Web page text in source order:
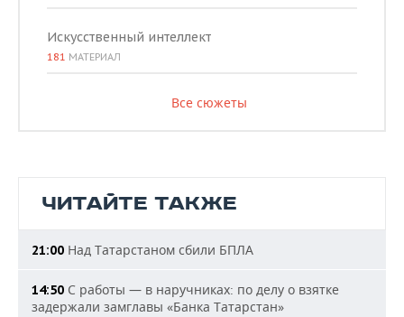
Искусственный интеллект
181 МАТЕРИАЛ
Все сюжеты
ЧИТАЙТЕ ТАКЖЕ
21:00 Над Татарстаном сбили БПЛА
14:50 С работы — в наручниках: по делу о взятке
задержали замглавы «Банка Татарстан»